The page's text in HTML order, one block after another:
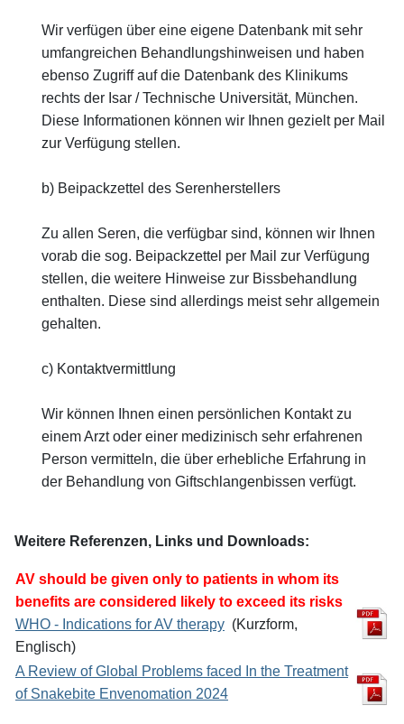
Wir verfügen über eine eigene Datenbank mit sehr
umfangreichen Behandlungshinweisen und haben
ebenso Zugriff auf die Datenbank des Klinikums
rechts der Isar / Technische Universität, München.
Diese Informationen können wir Ihnen gezielt per Mail
zur Verfügung stellen.
b) Beipackzettel des Serenherstellers
Zu allen Seren, die verfügbar sind, können wir Ihnen
vorab die sog. Beipackzettel per Mail zur Verfügung
stellen, die weitere Hinweise zur Bissbehandlung
enthalten. Diese sind allerdings meist sehr allgemein
gehalten.
c) Kontaktvermittlung
Wir können Ihnen einen persönlichen Kontakt zu
einem Arzt oder einer medizinisch sehr erfahrenen
Person vermitteln, die über erhebliche Erfahrung in
der Behandlung von Giftschlangenbissen verfügt.
Weitere Referenzen, Links und Downloads:
AV should be given only to patients in whom its
benefits are considered likely to exceed its risks
WHO - Indications for AV therapy (Kurzform,
Englisch)
A Review of Global Problems faced In the Treatment
of Snakebite Envenomation 2024